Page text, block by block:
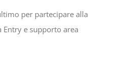
per partecipare alla
Entry e supporto area